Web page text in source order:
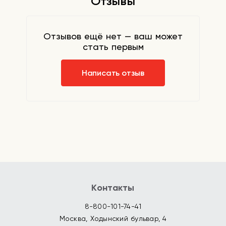
Отзывов ещё нет — ваш может
стать первым
Написать отзыв
Контакты
8-800-101-74-41
Москва, Ходынский бульвар, 4